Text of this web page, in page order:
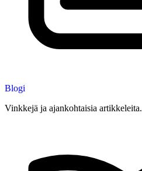
Blogi
Vinkkejä ja ajankohtaisia artikkeleita.